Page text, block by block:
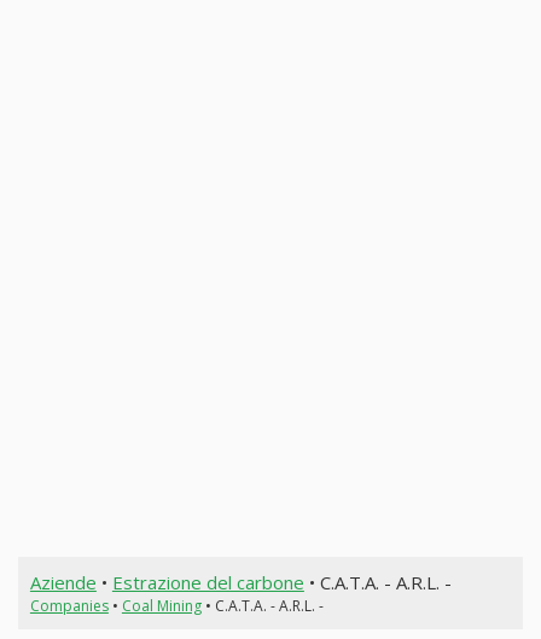
Aziende • Estrazione del carbone • C.A.T.A. - A.R.L. -
Companies• Coal Mining• C.A.T.A. - A.R.L. -